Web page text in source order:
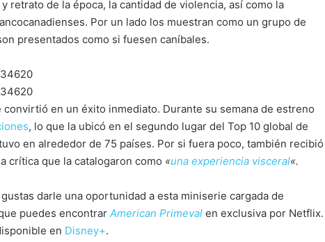
retrato de la época, la cantidad de violencia, así como la
Por un lado los muestran como un grupo de
presentados como si fuesen caníbales.
convirtió en un éxito inmediato. Durante su semana de estreno
, lo que la ubicó en el segundo lugar del Top 10 global de
en alrededor de 75 países. Por si fuera poco, también recibió
crítica que la catalogaron como «una experiencia visceral«.
darle una oportunidad a esta miniserie cargada de
puedes encontrar American Primeval en exclusiva por Netflix.
en Disney+.